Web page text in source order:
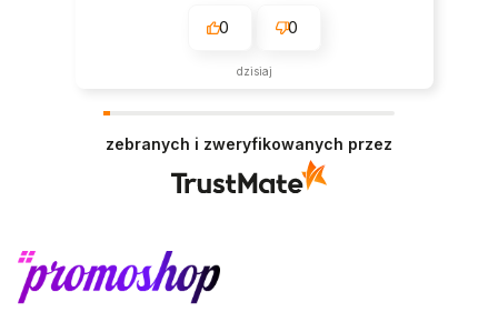
0 0
dzisiaj
zebranych i zweryfikowanych przez